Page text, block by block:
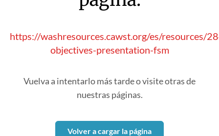
https://washresources.cawst.org/es/resources/
objectives-presentation-fsm
Vuelva a intentarlo más tarde o visite otras de
nuestras páginas.
Volver a cargar la página